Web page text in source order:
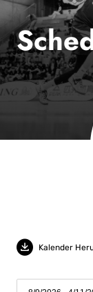
Kalender